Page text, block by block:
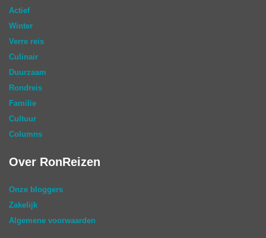
Actief
Winter
Verre reis
Culinair
Duurzaam
Rondreis
Familie
Cultuur
Columns
Over RonReizen
Onze bloggers
Zakelijk
Algemene voorwaarden